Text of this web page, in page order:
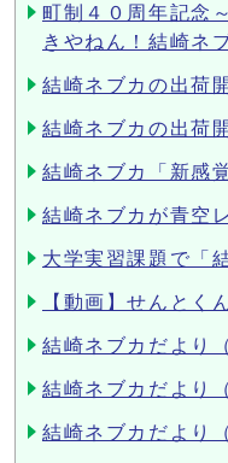
町制４０周年記念
きやねん！結崎ネ
結崎ネブカの出荷
結崎ネブカの出荷
結崎ネブカ「新感
結崎ネブカが青空
大学実習課題で「
【動画】せんとく
結崎ネブカだより
結崎ネブカだより
結崎ネブカだより